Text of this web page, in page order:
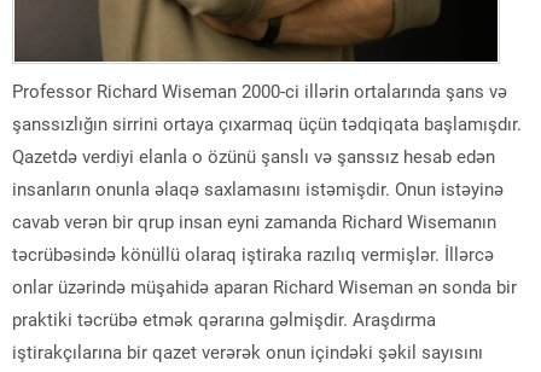
Professor Richard Wiseman 2000-ci illərin ortalarında şans və
şanssızlığın sirrini ortaya çıxarmaq üçün tədqiqata başlamışdır.
Qazetdə verdiyi elanla o özünü şanslı və şanssız hesab edən
insanların onunla əlaqə saxlamasını istəmişdir. Onun istəyinə
cavab verən bir qrup insan eyni zamanda Richard Wisemanın
təcrübəsində könüllü olaraq iştiraka razılıq vermişlər. İllərcə
onlar üzərində müşahidə aparan Richard Wiseman ən sonda bir
praktiki təcrübə etmək qərarına gəlmişdir. Araşdırma
iştirakçılarına bir qazet verərək onun içindəki şəkil sayısını